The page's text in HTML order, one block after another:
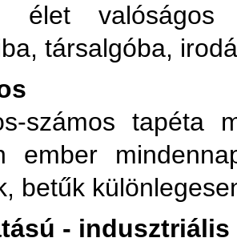
valóságos
társalgóba,
számos tapéta
ember
betűk
- indusztriális